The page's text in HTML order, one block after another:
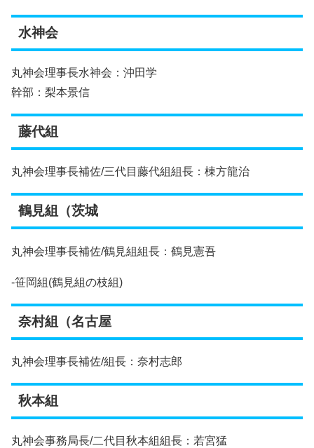
水神会
丸神会理事長水神会：沖田学
幹部：梨本景信
藤代組
丸神会理事長補佐/三代目藤代組組長：棟方龍治
鶴見組（茨城
丸神会理事長補佐/鶴見組組長：鶴見憲吾
-笹岡組(鶴見組の枝組)
奈村組（名古屋
丸神会理事長補佐/組長：奈村志郎
秋本組
丸神会事務局長/二代目秋本組組長：若宮猛